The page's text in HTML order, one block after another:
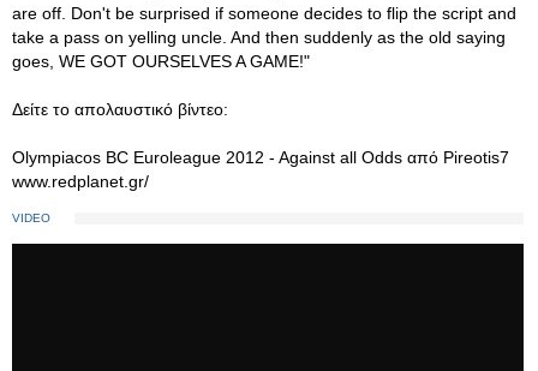
are off. Don't be surprised if someone decides to flip the script and
take a pass on yelling uncle. And then suddenly as the old saying
goes, WE GOT OURSELVES A GAME!"
Δείτε το απολαυστικό βίντεο:
Olympiacos BC Euroleague 2012 - Against all Odds από Pireotis7
www.redplanet.gr/
VIDEO